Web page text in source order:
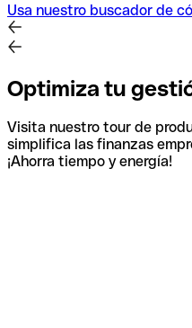
Usa nuestro buscador de
Optimiza tu
Visita nuestro tour de
simplifica las finanzas
¡Ahorra tiempo y energía!